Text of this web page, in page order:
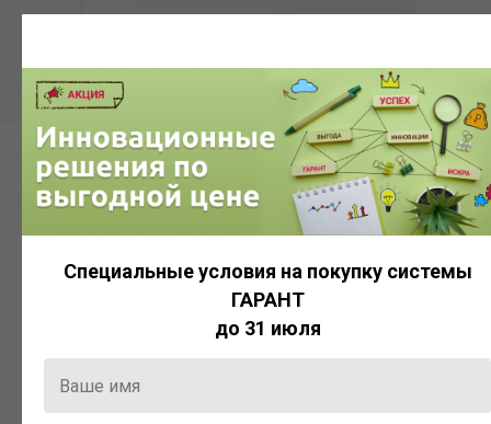
Система
ГАРАНТ
Актуальная правовая информация
и инструменты для максимально
эффективной работы с ней.
Специальные условия на покупку системы
ГАРАНТ
до 31 июля